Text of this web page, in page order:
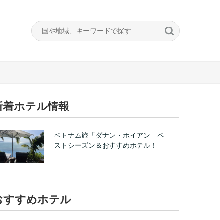
着ホテル情報
ベトナム旅「ダナン・ホイアン」ベ
ストシーズン＆おすすめホテル！
すすめホテル